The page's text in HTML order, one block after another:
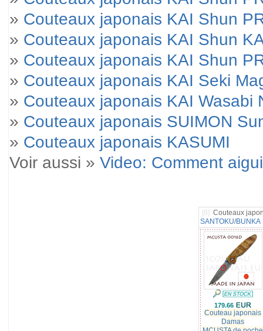
» Couteaux japonais KAI Shun
» Couteaux japonais KAI Shun
» Couteaux japonais KAI Shun
» Couteaux japonais KAI Seki
» Couteaux japonais KAI Wasabi
» Couteaux japonais SUIMON
» Couteaux japonais KASUMI
Voir aussi » Video: Comment
[8]
Couteaux
SANTOKU/BUNKA
179.66
Couteau japonais
Damas